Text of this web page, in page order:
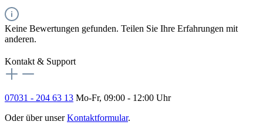
Keine Bewertungen gefunden. Teilen Sie Ihre Erfahrungen mit
anderen.
Kontakt & Support
07031 - 204 63 13 Mo-Fr, 09:00 - 12:00 Uhr
Oder über unserKontaktformular.